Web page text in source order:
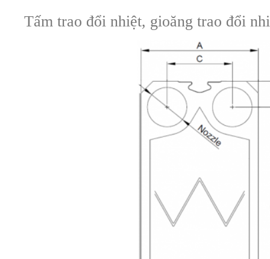
Tấm trao đổi nhiệt, gioăng trao đổi